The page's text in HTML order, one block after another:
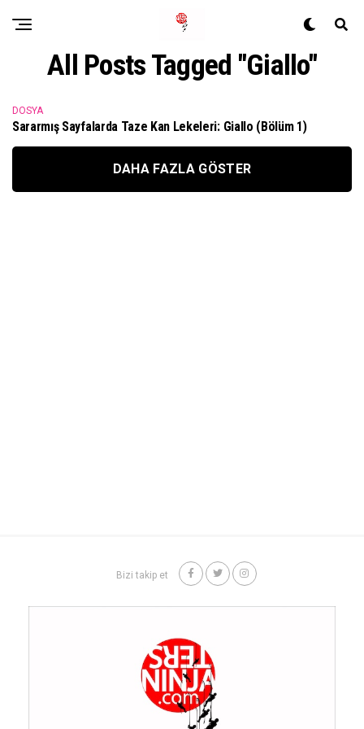
All Posts Tagged "giallo"
DOSYA
Sararmış Sayfalarda Taze Kan Lekeleri: Giallo (Bölüm 1)
DAHA FAZLA GÖSTER
Bizi takip et